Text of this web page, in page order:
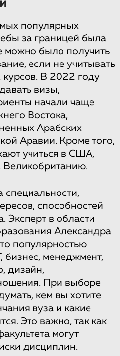
популярных
за границей была
можно было получить
если не учитывать
курсов. В 2022 году
визы,
начали чаще
Востока,
Арабских
Аравии. Кроме того,
учиться в США,
Великобританию.
специальности,
способностей
Эксперт в области
Александра
популярностью
бизнес, менеджмент,
дизайн,
При выборе
кем вы хотите
вуза и какие
Это важно, так как
могут
дисциплин.